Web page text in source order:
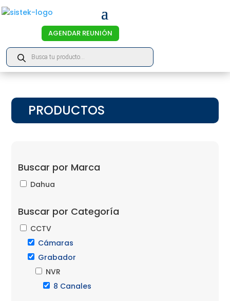
AGENDAR REUNIÓN
Products
search
PRODUCTOS
Buscar por Marca
Dahua
Buscar por Categoría
CCTV
Cámaras
Grabador
NVR
8 Canales